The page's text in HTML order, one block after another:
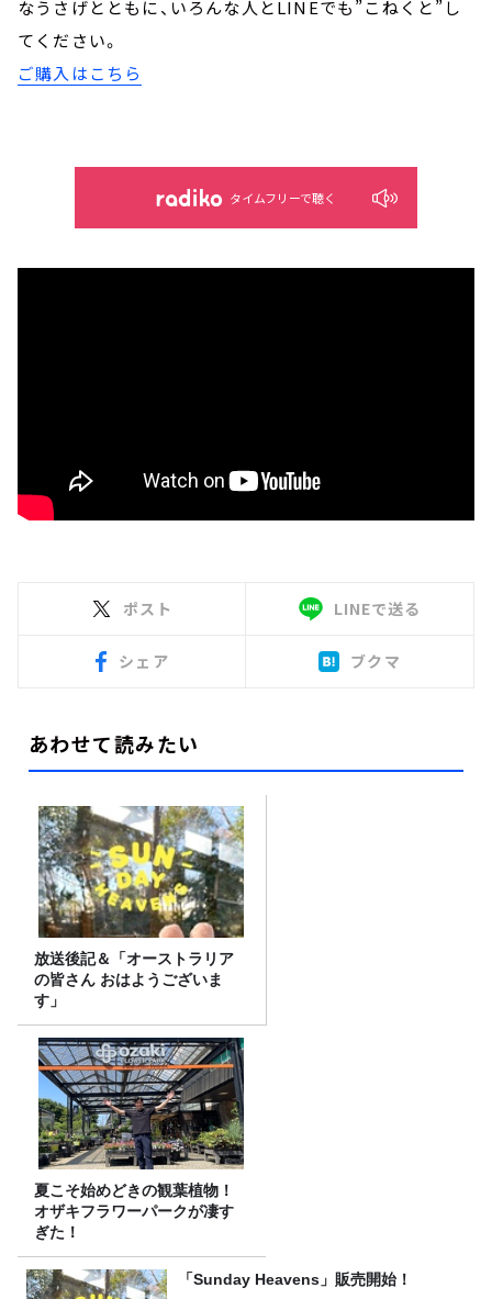
なうさげとともに、いろんな人とLINEでも”こねくと”し
てください。
ご購入はこちら
タイムフリーで聴く
ポスト LINEで送る
シェア ブクマ
あわせて読みたい
放送後記＆「オーストラリア
の皆さん おはようございま
す」
夏こそ始めどきの観葉植物！
オザキフラワーパークが凄す
ぎた！
「Sunday Heavens」販売開始！